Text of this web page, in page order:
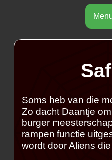
Soms heb van die
Zo dacht Daantje
burger
rampen functie
wordt door Aliens